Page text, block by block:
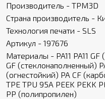
Производитель - TPM3D
Страна производитель -
Технология печати - SLS
Артикул - 197676
Материалы - PA11 PA11 GF
GF (стеклонаполненный)
(огнестойкий) PA CF
TPE TPU 95A PEEK PEKK
PP (полипропилен)